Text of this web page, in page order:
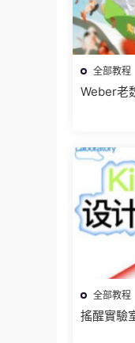
全部教程
Weber老
全部教程
搖醒實驗